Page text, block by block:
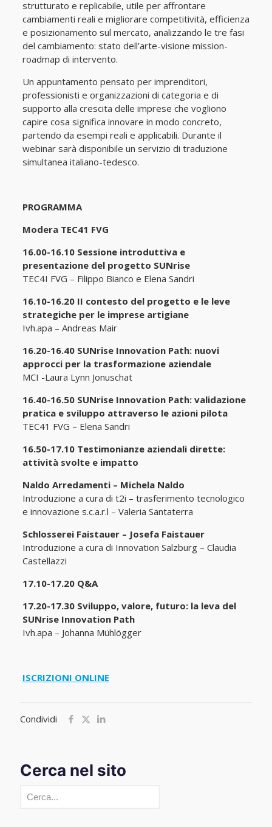
strutturato e replicabile, utile per affrontare
cambiamenti reali e migliorare competitività, efficienza
e posizionamento sul mercato, analizzando le tre fasi
del cambiamento: stato dell’arte-visione mission-
roadmap di intervento.
Un appuntamento pensato per imprenditori,
professionisti e organizzazioni di categoria e di
supporto alla crescita delle imprese che vogliono
capire cosa significa innovare in modo concreto,
partendo da esempi reali e applicabili. Durante il
webinar sarà disponibile un servizio di traduzione
simultanea italiano-tedesco.
PROGRAMMA
Modera TEC41 FVG
16.00-16.10 Sessione introduttiva e
presentazione del progetto SUNrise
TEC4I FVG – Filippo Bianco e Elena Sandri
16.10-16.20 II contesto del progetto e le leve
strategiche per le imprese artigiane
Ivh.apa – Andreas Mair
16.20-16.40 SUNrise Innovation Path: nuovi
approcci per la trasformazione aziendale
MCI -Laura Lynn Jonuschat
16.40-16.50 SUNrise Innovation Path: validazione
pratica e sviluppo attraverso le azioni pilota
TEC41 FVG – Elena Sandri
16.50-17.10 Testimonianze aziendali dirette:
attività svolte e impatto
Naldo Arredamenti – Michela Naldo
Introduzione a cura di t2i – trasferimento tecnologico
e innovazione s.c.a.r.l – Valeria Santaterra
Schlosserei Faistauer – Josefa Faistauer
Introduzione a cura di Innovation Salzburg – Claudia
Castellazzi
17.10-17.20 Q&A
17.20-17.30 Sviluppo, valore, futuro: la leva del
SUNrise Innovation Path
Ivh.apa – Johanna Mühlögger
ISCRIZIONI ONLINE
Condividi
Cerca nel sito
Cerca